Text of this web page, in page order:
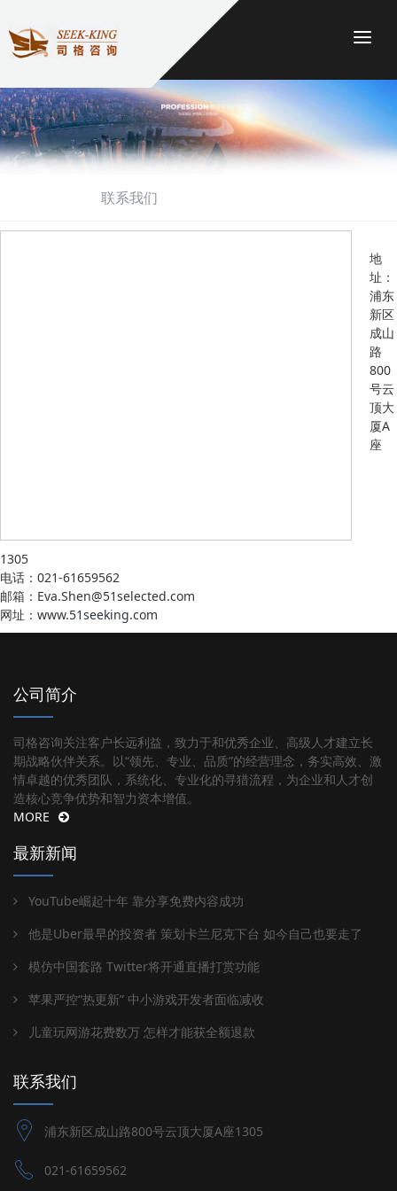
联系我们
地
址：
浦东
新区
成山
路
800
号云
顶大
厦A
座
1305
电话：021-61659562
邮箱：Eva.Shen@51selected.com
网址：www.51seeking.com
公司简介
司格咨询关注客户长远利益，致力于和优秀企业、高级人才建立长
期战略伙伴关系。以“领先、专业、品质”的经营理念，务实高效、激
情卓越的优秀团队，系统化、专业化的寻猎流程，为企业和人才创
造核心竞争优势和智力资本增值。
MORE
最新新闻
YouTube崛起十年 靠分享免费内容成功
他是Uber最早的投资者 策划卡兰尼克下台 如今自己也要走了
模仿中国套路 Twitter将开通直播打赏功能
苹果严控“热更新” 中小游戏开发者面临减收
儿童玩网游花费数万 怎样才能获全额退款
联系我们
浦东新区成山路800号云顶大厦A座1305
021-61659562